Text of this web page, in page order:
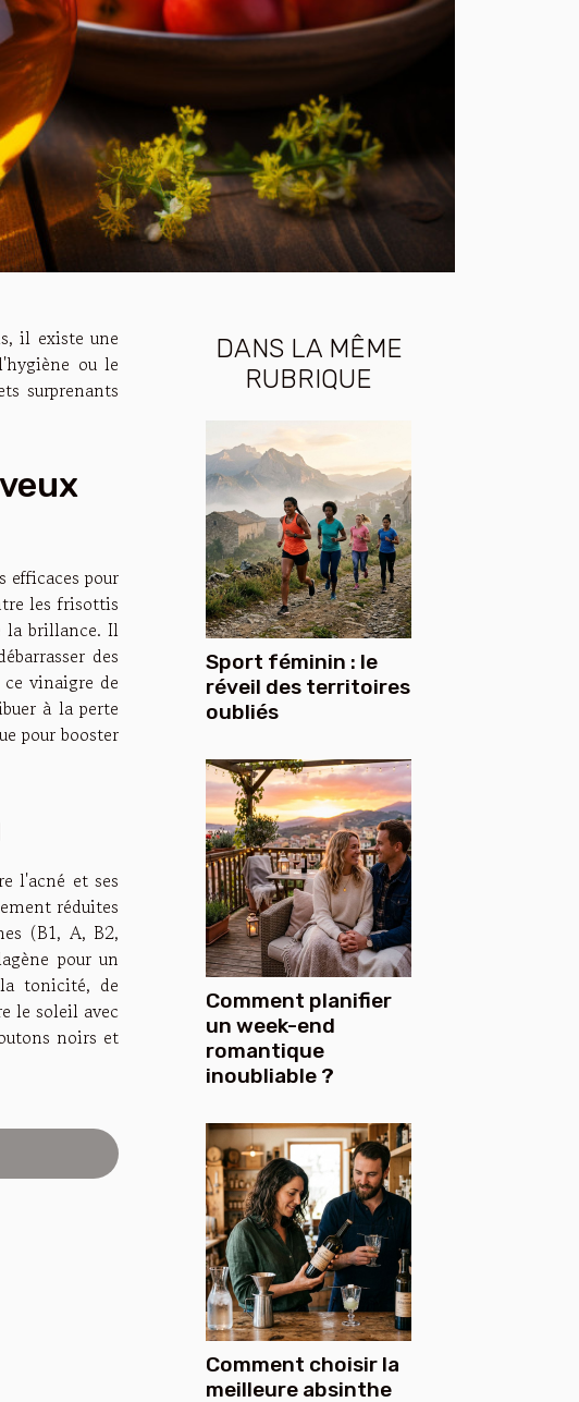
il existe une
ou le
surprenants
efficaces pour
les frisottis
la brillance. Il
des
vinaigre de
à la perte
pour booster
l'acné et ses
réduites
(B1, A, B2,
pour un
tonicité, de
le soleil avec
noirs et
DANS LA MÊME
RUBRIQUE
Sport féminin : le
réveil des territoires
oubliés
Comment planifier
un week-end
romantique
inoubliable ?
Comment choisir la
meilleure absinthe